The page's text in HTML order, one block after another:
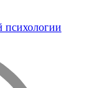
психологии